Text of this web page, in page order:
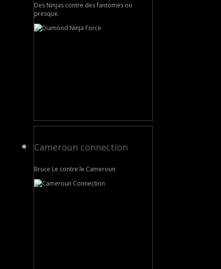
Des Ninjas contre des fantomes ou
presque.
Cameroun connection
Bruce Le contre le Cameroun